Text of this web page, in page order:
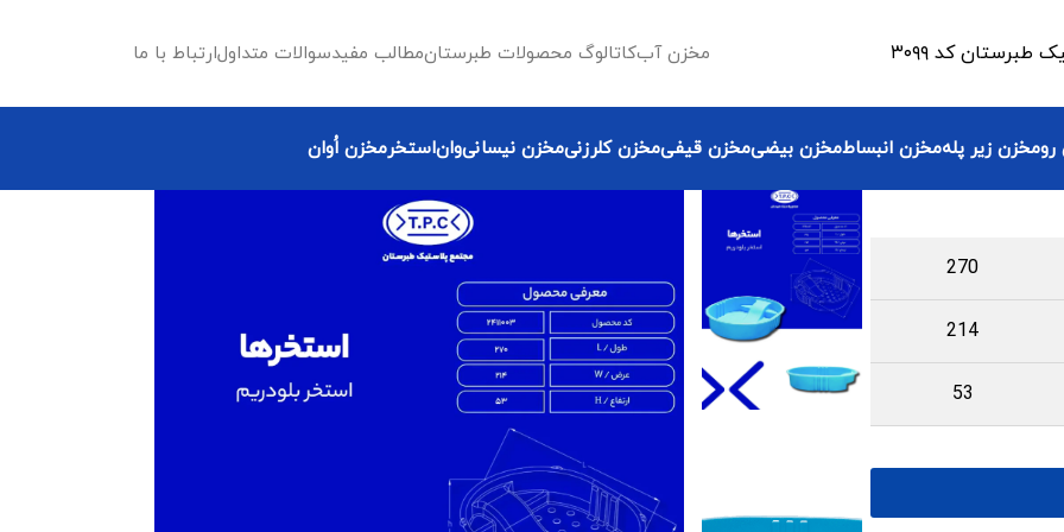
کد ۳۰۹۹ مخزن آبکاتالوگ محصولات طبرستانمطالب مفیدسوالات متداولارتباط با ما
مخزن زیر پلهمخزن انبساطمخزن بیضیمخزن قیفیمخزن کلرزنیمخزن نیسانیواناستخرمخزن اُوان
270
214
53